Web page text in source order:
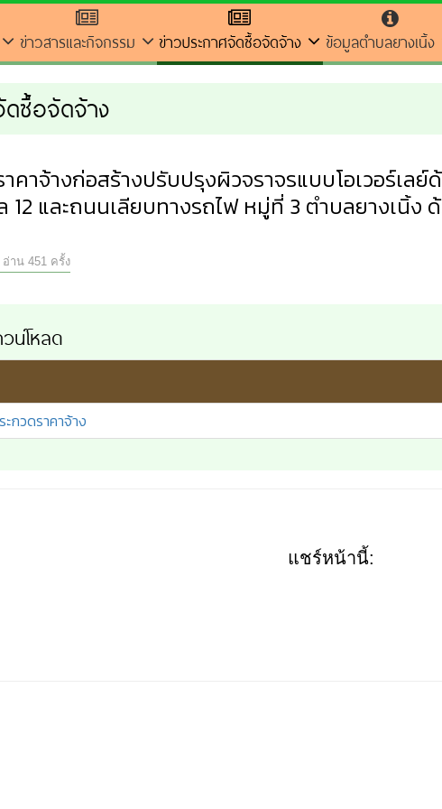
ข่าวสารและกิจกรรม ข่าวประกาศจัดซื้อจัดจ้าง ข้อมูลตำบลยางเนิ้ง
ดซื้อจัดจ้าง
าคาจ้างก่อสร้างปรับปรุงผิวจราจรแบบโอเวอร์เ
12 และถนนเลียบทางรถไฟ หมู่ที่ 3 ตำบลยางเนิ้ง
อ่าน 451 ครั้ง
น์โหลด
ะกวดราคาจ้าง
แชร์หน้านี้: